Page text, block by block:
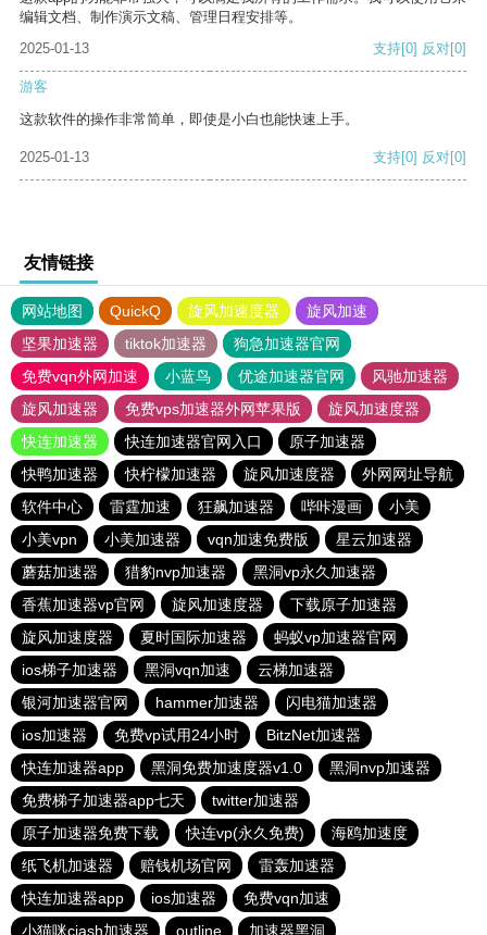
编辑文档、制作演示文稿、管理日程安排等。
2025-01-13
支持[0] 反对[0]
游客
这款软件的操作非常简单，即使是小白也能快速上手。
2025-01-13 支持[0] 反对[0]
友情链接
网站地图 QuickQ 旋风加速度器
旋风加速
坚果加速器
tiktok加速器
狗急加速器官网
免费vqn外网加速
小蓝鸟 优途加速器官网
风驰加速器
旋风加速器
免费vps加速器外网苹果版
旋风加速度器
快连加速器
快连加速器官网入口
原子加速器
快鸭加速器
快柠檬加速器 旋风加速度器
外网网址导航
软件中心
雷霆加速 狂飙加速器 哔咔漫画
小美
小美vpn
小美加速器 vqn加速免费版
星云加速器
蘑菇加速器
猎豹nvp加速器
黑洞vp永久加速器
香蕉加速器vp官网
旋风加速度器
下载原子加速器
旋风加速度器
夏时国际加速器
蚂蚁vp加速器官网
ios梯子加速器
黑洞vqn加速
云梯加速器
银河加速器官网
hammer加速器
闪电猫加速器
ios加速器
免费vp试用24小时
BitzNet加速器
快连加速器app
黑洞免费加速度器v1.0
黑洞nvp加速器
免费梯子加速器app七天
twitter加速器
原子加速器免费下载
快连vp(永久免费)
海鸥加速度
纸飞机加速器
赔钱机场官网
雷轰加速器
快连加速器app
ios加速器
免费vqn加速
小猫咪ciash加速器
outline 加速器黑洞